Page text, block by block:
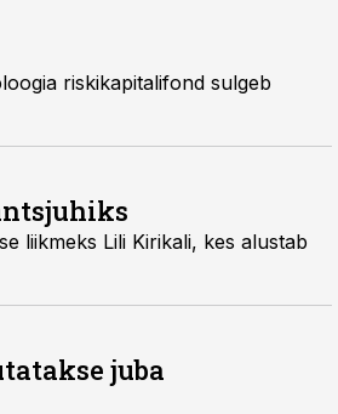
riskikapitalifond sulgeb
liikmeks Lili Kirikali, kes alustab
juba